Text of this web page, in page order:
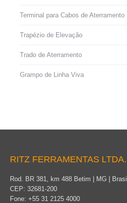
Terminal para Cabos de Aterramento
Trapézio de Elevação
Trado de Aterramento
Grampo de Linha Viva
RITZ FERRAMENTAS LTDA.
Rod. BR 381, km 488 Betim | MG | Brasil
CEP: 32681-200
Fone: +55 31 2125 4000